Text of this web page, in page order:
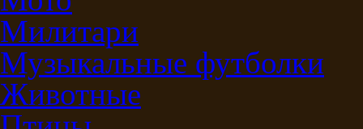
Милитари
Музыкальные футболки
Животные